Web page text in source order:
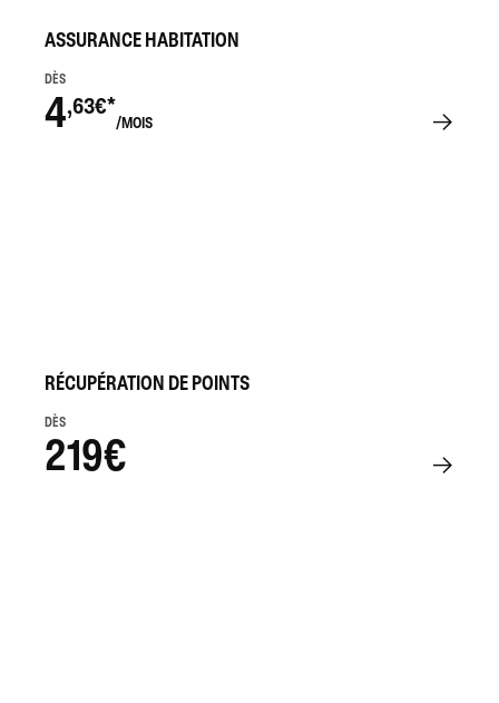
ASSURANCE HABITATION
DÈS
4,63€*
/MOIS
RÉCUPÉRATION DE POINTS
DÈS
219€